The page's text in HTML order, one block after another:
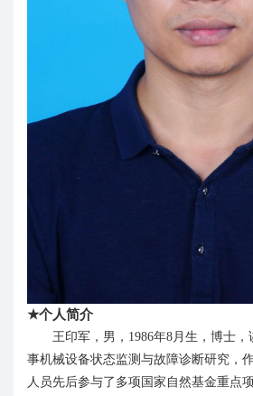
★个人简介
王印军，男， 1986年8 月生，博士
事机械设备状态监测与故障诊断研究，
人员先后参与了多项国家自然基金重点